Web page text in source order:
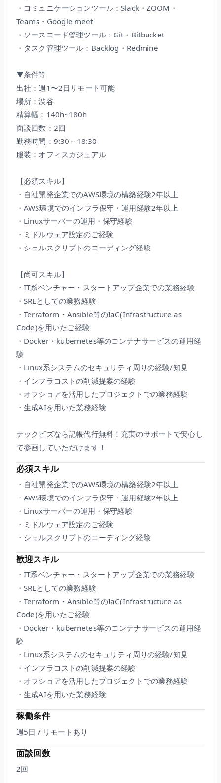
・コミュニケーションツール：Slack・ZOOM・
Teams・Google meet
・ソースコード管理ツール：Git・Bitbucket
・タスク管理ツール：Backlog・Redmine
▼条件等
出社：週1〜2日リモート可能
場所：渋谷
精算幅：140h~180h
面談回数：2回
勤務時間：9:30～18:30
服装：オフィスカジュアル
【必須スキル】
・自社開発企業でのAWS環境の構築経験2年以上
・AWS環境でのインフラ保守・運用経験2年以上
・Linuxサーバーの運用・保守経験
・ミドルウェア設定のご経験
・シェルスクリプトのコーディング経験
【尚可スキル】
・IT系ベンチャー・スタートアップ企業での業務経験
・SREとしての業務経験
・Terraform・Ansible等のIaC(Infrastructure as
Code)を用いたご経験
・Docker・kubernetes等のコンテナサービスの運用経
験
・Linux系システムのセキュリティ周りの経験/知見
・インフラコストの削減提案の経験
・オフショアを活用したプロジェクトでの業務経験
・生成AIを用いた業務経験
テックビズなら記帳代行無料！充実のサポートで安心し
て参画していただけます！
必須スキル
・自社開発企業でのAWS環境の構築経験2年以上
・AWS環境でのインフラ保守・運用経験2年以上
・Linuxサーバーの運用・保守経験
・ミドルウェア設定のご経験
・シェルスクリプトのコーディング経験
歓迎スキル
・IT系ベンチャー・スタートアップ企業での業務経験
・SREとしての業務経験
・Terraform・Ansible等のIaC(Infrastructure as
Code)を用いたご経験
・Docker・kubernetes等のコンテナサービスの運用経
験
・Linux系システムのセキュリティ周りの経験/知見
・インフラコストの削減提案の経験
・オフショアを活用したプロジェクトでの業務経験
・生成AIを用いた業務経験
稼働条件
週5日 / リモートあり
面談回数
2回